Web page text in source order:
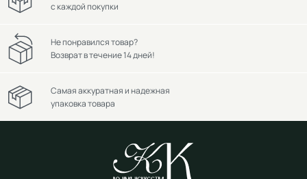
с каждой покупки
Не понравился товар?
Возврат в течение 14 дней!
Самая аккуратная и надежная
упаковка товара